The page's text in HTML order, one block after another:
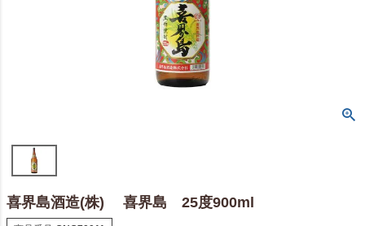
喜界島酒造(株) 喜界島 25度900ml